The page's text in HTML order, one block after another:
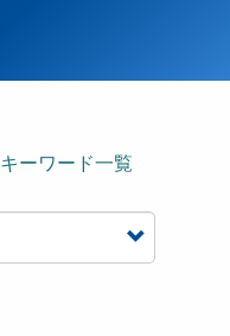
キーワード一覧